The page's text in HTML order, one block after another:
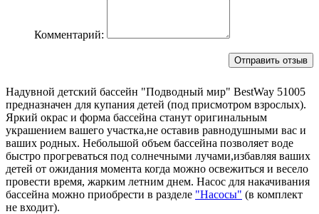
Комментарий:
Надувной детский бассейн "Подводный мир" BestWay 51005
предназначен для купания детей (под присмотром взрослых).
Яркий окрас и форма бассейна станут оригинальным
украшением вашего участка,не оставив равнодушными вас и
ваших родных. Небольшой объем бассейна позволяет воде
быстро прогреваться под солнечными лучами,избавляя ваших
детей от ожидания момента когда можно освежиться и весело
провести время, жарким летним днем. Насос для накачивания
бассейна можно приобрести в разделе "Насосы" (в комплект
не входит).